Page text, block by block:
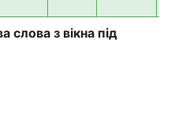
слова з вікна під